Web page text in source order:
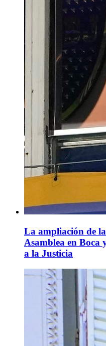
La ampliación de
Asamblea en Boca
a la Justicia